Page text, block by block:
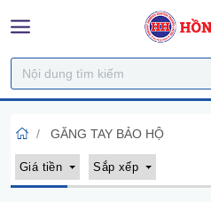
GĂNG TAY BẢO HỘ
Giá tiền Sắp xếp